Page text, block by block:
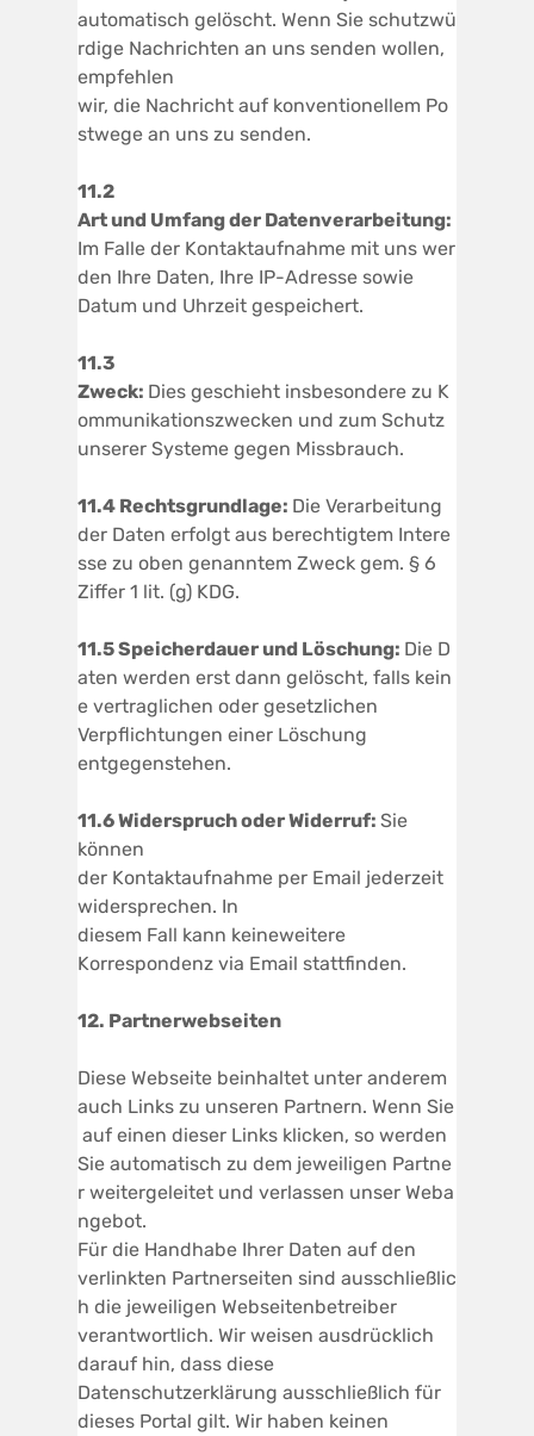
automatisch gelöscht. Wenn Sie schutzwü
rdige Nachrichten an uns senden wollen,
empfehlen
wir, die Nachricht auf konventionellem Po
stwege an uns zu senden.
11.2
Art und Umfangder Datenverarbeitung:
Im Falle der Kontaktaufnahme mit uns wer
den Ihre Daten, Ihre IP-Adresse sowie
Datum und Uhrzeit gespeichert.
11.3
Zweck: Dies geschieht insbesondere zu K
ommunikationszwecken und zum Schutz
unserer Systeme gegen Missbrauch.
11.4 Rechtsgrundlage: Die Verarbeitung
der Daten erfolgt aus berechtigtem Intere
sse zu oben genanntem Zweck gem. § 6
Ziffer 1 lit. (g) KDG.
11.5Speicherdauer und Löschung: Die D
aten werden erst dann gelöscht, falls kein
e vertraglichen oder gesetzlichen
Verpflichtungen einer Löschung
entgegenstehen.
11.6WiderspruchoderWiderruf: Sie
können
der Kontaktaufnahme per Email jederzeit
widersprechen. In
diesem Fall kann keineweitere
Korrespondenz via Email stattfinden.
12. Partnerwebseiten
Diese Webseite beinhaltet unter anderem
auch Links zu unseren Partnern. Wenn Sie
auf einen dieser Links klicken, so werden
Sie automatisch zu dem jeweiligen Partne
r weitergeleitet und verlassen unser Weba
ngebot.
Für die Handhabe Ihrer Daten auf den
verlinkten Partnerseiten sind ausschließlic
h die jeweiligen Webseitenbetreiber
verantwortlich. Wir weisen ausdrücklich
darauf hin, dass diese
Datenschutzerklärung ausschließlich für
dieses Portal gilt. Wir haben keinen